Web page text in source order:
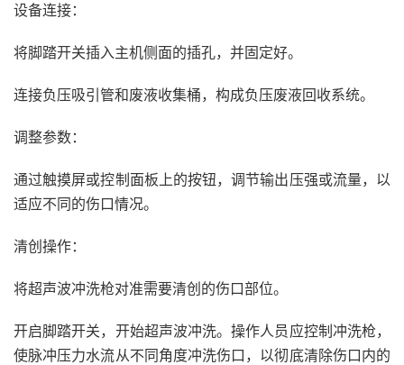
设备连接：
将脚踏开关插入主机侧面的插孔，并固定好。
连接负压吸引管和废液收集桶，构成负压废液回收系统。
调整参数：
通过触摸屏或控制面板上的按钮，调节输出压强或流量，以
适应不同的伤口情况。
清创操作：
将超声波冲洗枪对准需要清创的伤口部位。
开启脚踏开关，开始超声波冲洗。操作人员应控制冲洗枪，
使脉冲压力水流从不同角度冲洗伤口，以彻底清除伤口内的